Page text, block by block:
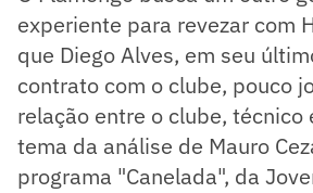
experiente para revezar com
que Diego Alves, em seu
contrato com o clube, pouco
relação entre o clube, técnico
tema da análise de Mauro
programa "Canelada", da